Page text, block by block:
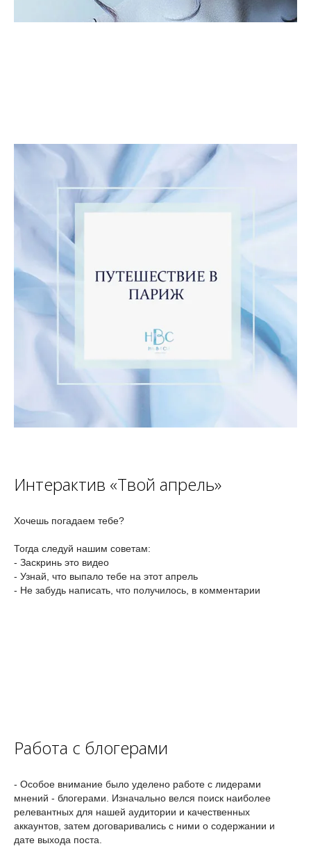
Интерактив «Твой апрель»
Хочешь погадаем тебе?
Тогда следуй нашим советам:
- Заскринь это видео
- Узнай, что выпало тебе на этот апрель
- Не забудь написать, что получилось, в комментарии
Работа с блогерами
- Особое внимание было уделено работе с лидерами
мнений - блогерами. Изначально велся поиск наиболее
релевантных для нашей аудитории и качественных
аккаунтов, затем договаривались с ними о содержании и
дате выхода поста.